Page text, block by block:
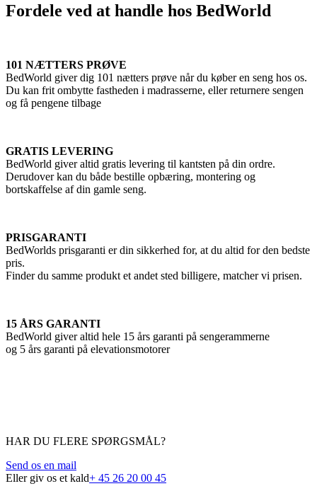
Fordele ved at handle hos BedWorld
101 NÆTTERS PRØVE
BedWorld giver dig 101 nætters prøve når du køber en seng hos os.
Du kan frit ombytte fastheden i madrasserne, eller returnere sengen
og få pengene tilbage
GRATIS LEVERING
BedWorld giver altid gratis levering til kantsten på din ordre.
Derudover kan du både bestille opbæring, montering og
bortskaffelse af din gamle seng.
PRISGARANTI
BedWorlds prisgaranti er din sikkerhed for, at du altid for den bedste
pris.
Finder du samme produkt et andet sted billigere, matcher vi prisen.
15 ÅRS GARANTI
BedWorld giver altid hele 15 års garanti på sengerammerne
og 5 års garanti på elevationsmotorer
HAR DU FLERE SPØRGSMÅL?
Send os en mail
Eller giv os et kald+ 45 26 20 00 45